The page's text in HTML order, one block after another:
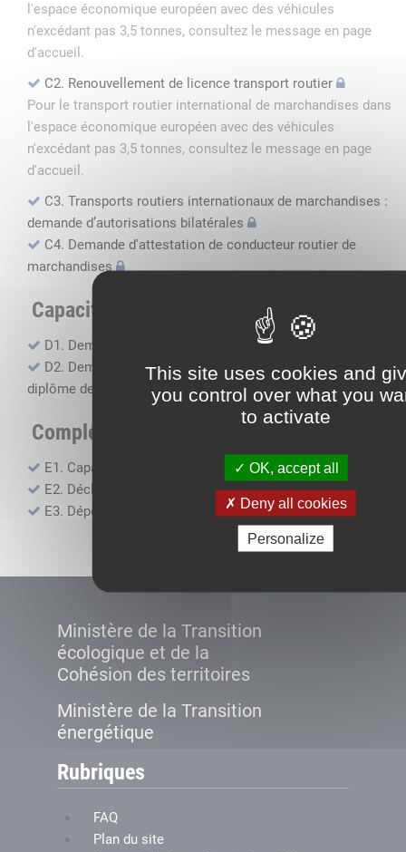
This site uses cookies and
you control over what you
to activate
OK, accept all
Deny all cookies
Personalize
l'espace économique européen avec des véhicules
n'excédant pas 3,5 tonnes, consultez le message en page
d'accueil.
C2. Renouvellement de licence transport routier
Pour le transport routier international de marchandises dans
l'espace économique européen avec des véhicules
n'excédant pas 3,5 tonnes, consultez le message en page
d'accueil.
C3. Transports routiers internationaux de marchandises :
demande d’autorisations bilatérales
C4. Demande d'attestation de conducteur routier de
marchandises
Capacité professionnelle
D1. Demande d’attestation de capacité professionnelle
D2. Demande de certificat attestant l'obtention du
diplôme de capacité professionnelle
Compléments, suivi financier
E1. Capacité financière
E2. Déclaration de sous-traitance
E3. Dépôt des comptes annuels
Ministère de la Transition
écologique et de la
Cohésion des territoires
Ministère de la Transition
énergétique
Rubriques
FAQ
Plan du site